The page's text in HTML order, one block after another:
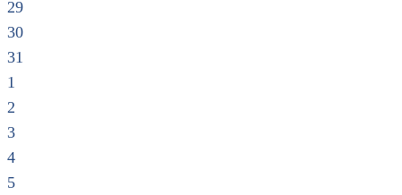
29
30
31
1
2
3
4
5